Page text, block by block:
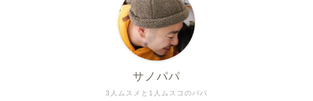
3人ムスメと1人ムスコのパパ
サノパパ